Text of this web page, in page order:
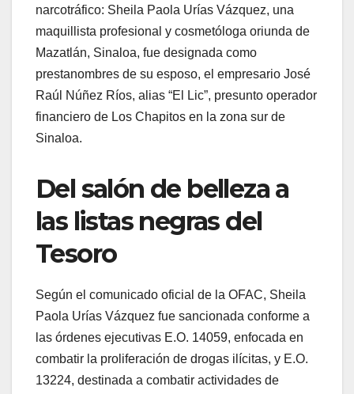
narcotráfico: Sheila Paola Urías Vázquez, una
maquillista profesional y cosmetóloga oriunda de
Mazatlán, Sinaloa, fue designada como
prestanombres de su esposo, el empresario José
Raúl Núñez Ríos, alias “El Lic”, presunto operador
financiero de Los Chapitos en la zona sur de
Sinaloa.
Del salón de belleza a
las listas negras del
Tesoro
Según el comunicado oficial de la OFAC, Sheila
Paola Urías Vázquez fue sancionada conforme a
las órdenes ejecutivas E.O. 14059, enfocada en
combatir la proliferación de drogas ilícitas, y E.O.
13224, destinada a combatir actividades de